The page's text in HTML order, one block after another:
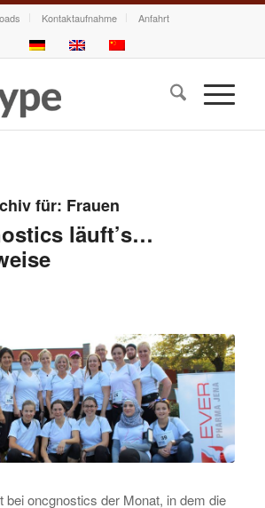
Kontaktaufnahme Anfahrt
für: Frauen
läuft’s…
bei oncgnostics der Monat, in dem die